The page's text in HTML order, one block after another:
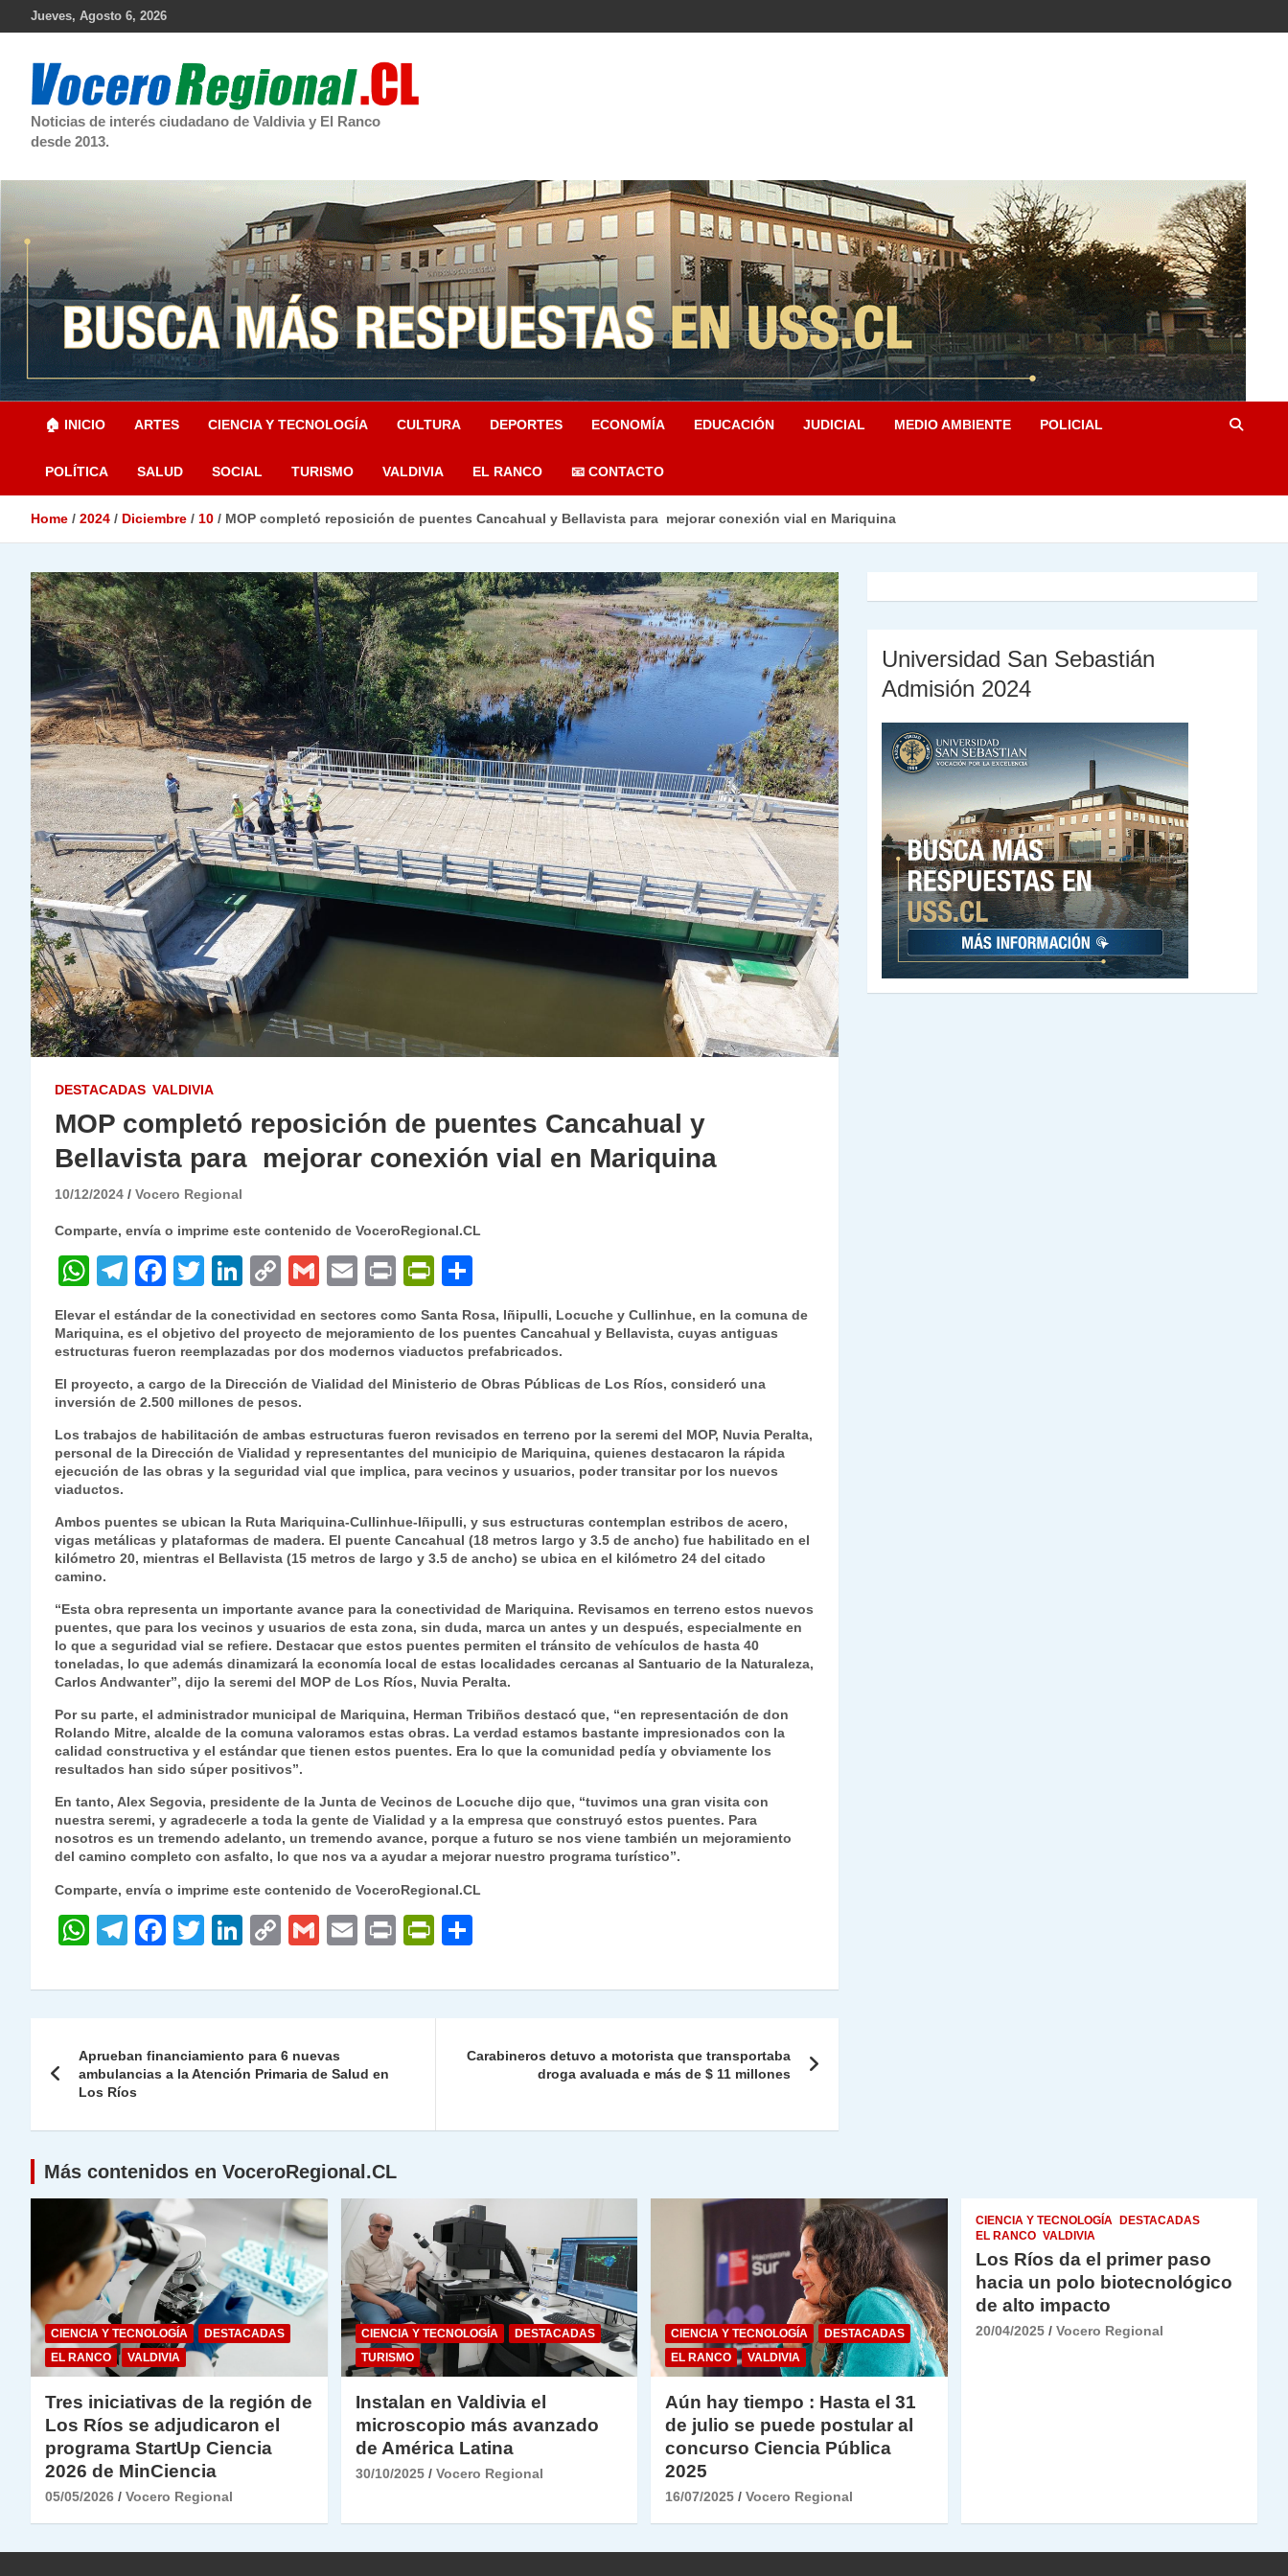
Jueves, Agosto 6, 2026
Noticias de interés ciudadano de Valdivia y El Ranco
desde 2013.
🏠 INICIO ARTES CIENCIA Y TECNOLOGÍA CULTURA DEPORTES ECONOMÍA EDUCACIÓN JUDICIAL MEDIO AMBIENTE POLICIAL
POLÍTICA SALUD SOCIAL TURISMO VALDIVIA EL RANCO 📧 CONTACTO
Home 2024 Diciembre 10 MOP completó reposición de puentes Cancahual y Bellavista para mejorar conexión vial en Mariquina
DESTACADAS VALDIVIA
MOP completó reposición de puentes Cancahual y
Bellavista para mejorar conexión vial en Mariquina
10/12/2024 Vocero Regional
Comparte, envía o imprime este contenido de VoceroRegional.CL
W
h
at
s
A
p
p
T
el
e
gr
a
m
F
a
c
e
b
o
o
k
T
itt
er
Li
n
k
e
dI
n
C
o
p
y
Li
n
k
G
m
ai
l
E
ai
l
P
nt
P
ri
nt
Fr
ie
n
dl
y
m
p
ar
tir
Elevar el estándar de la conectividad en sectores como Santa Rosa, Iñipulli, Locuche y Cullinhue, en la comuna de
Mariquina, es el objetivo del proyecto de mejoramiento de los puentes Cancahual y Bellavista, cuyas antiguas
estructuras fueron reemplazadas por dos modernos viaductos prefabricados.
El proyecto, a cargo de la Dirección de Vialidad del Ministerio de Obras Públicas de Los Ríos, consideró una
inversión de 2.500 millones de pesos.
Los trabajos de habilitación de ambas estructuras fueron revisados en terreno por la seremi del MOP, Nuvia Peralta,
personal de la Dirección de Vialidad y representantes del municipio de Mariquina, quienes destacaron la rápida
ejecución de las obras y la seguridad vial que implica, para vecinos y usuarios, poder transitar por los nuevos
viaductos.
Ambos puentes se ubican la Ruta Mariquina-Cullinhue-Iñipulli, y sus estructuras contemplan estribos de acero,
vigas metálicas y plataformas de madera. El puente Cancahual (18 metros largo y 3.5 de ancho) fue habilitado en el
kilómetro 20, mientras el Bellavista (15 metros de largo y 3.5 de ancho) se ubica en el kilómetro 24 del citado
camino.
“Esta obra representa un importante avance para la conectividad de Mariquina. Revisamos en terreno estos nuevos
puentes, que para los vecinos y usuarios de esta zona, sin duda, marca un antes y un después, especialmente en
lo que a seguridad vial se refiere. Destacar que estos puentes permiten el tránsito de vehículos de hasta 40
toneladas, lo que además dinamizará la economía local de estas localidades cercanas al Santuario de la Naturaleza,
Carlos Andwanter”, dijo la seremi del MOP de Los Ríos, Nuvia Peralta.
Por su parte, el administrador municipal de Mariquina, Herman Tribiños destacó que, “en representación de don
Rolando Mitre, alcalde de la comuna valoramos estas obras. La verdad estamos bastante impresionados con la
calidad constructiva y el estándar que tienen estos puentes. Era lo que la comunidad pedía y obviamente los
resultados han sido súper positivos”.
En tanto, Alex Segovia, presidente de la Junta de Vecinos de Locuche dijo que, “tuvimos una gran visita con
nuestra seremi, y agradecerle a toda la gente de Vialidad y a la empresa que construyó estos puentes. Para
nosotros es un tremendo adelanto, un tremendo avance, porque a futuro se nos viene también un mejoramiento
del camino completo con asfalto, lo que nos va a ayudar a mejorar nuestro programa turístico”.
Comparte, envía o imprime este contenido de VoceroRegional.CL
W
at
A
p
T
e
a
m
F
c
b
o
T
itt
Li
k
dI
n
C
p
Li
n
G
ai
E
ai
P
nt
P
nt m
ar
de
Aprueban financiamiento para 6 nuevas
ambulancias a la Atención Primaria de Salud en
Los Ríos
Carabineros detuvo a motorista que transportaba
droga avaluada e más de $ 11 millones
Universidad San Sebastián
Admisión 2024
Más contenidos en VoceroRegional.CL
CIENCIA Y TECNOLOGÍA
DESTACADAS
EL RANCO
VALDIVIA
Tres iniciativas de la región de
Los Ríos se adjudicaron el
programa StartUp Ciencia
2026 de MinCiencia
05/05/2026 Vocero Regional
CIENCIA Y TECNOLOGÍA
DESTACADAS
TURISMO
Instalan en Valdivia el
microscopio más avanzado
de América Latina
30/10/2025 Vocero Regional
CIENCIA Y TECNOLOGÍA
DESTACADAS
EL RANCO
VALDIVIA
Aún hay tiempo : Hasta el 31
de julio se puede postular al
concurso Ciencia Pública
2025
16/07/2025 Vocero Regional
CIENCIA Y TECNOLOGÍA
DESTACADAS
EL RANCO VALDIVIA
Los Ríos da el primer paso
hacia un polo biotecnológico
de alto impacto
20/04/2025 Vocero Regional